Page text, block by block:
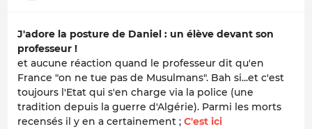
J'adore la posture de Daniel : un élève devant son
professeur !
et aucune réaction quand le professeur dit qu'en
France "on ne tue pas de Musulmans". Bah si...et c'est
toujours l'Etat qui s'en charge via la police (une
tradition depuis la guerre d'Algérie). Parmi les morts
recensés il y en a certainement ; C'est ici